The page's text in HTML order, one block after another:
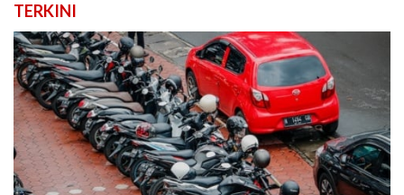
TERKINI